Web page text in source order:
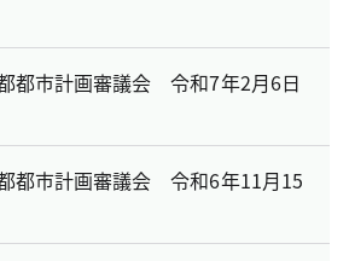
都市計画審議会 令和7年2月6日
都市計画審議会 令和6年11月15